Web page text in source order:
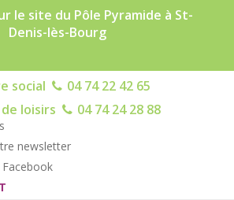
le site du Pôle Pyramide à St-
Denis-lès-Bourg
social
04 74 22 42 65
loisirs
04 74 24 28 88
newsletter